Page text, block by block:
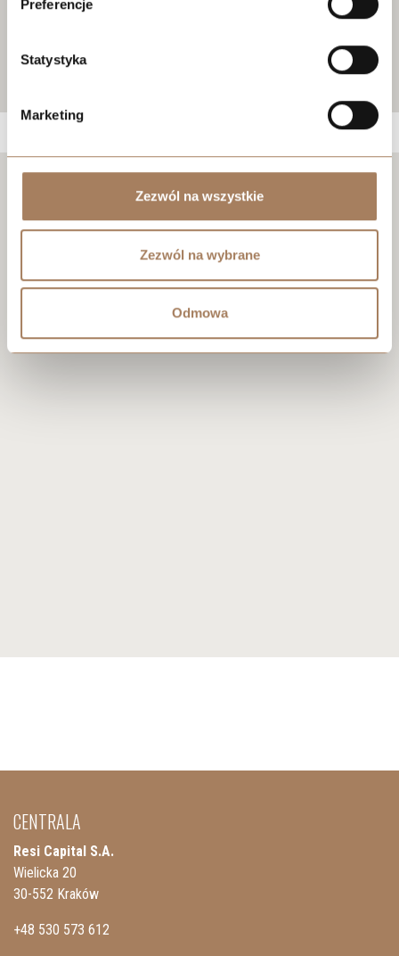
Preferencje
Statystyka
Marketing
Zezwól na wszystkie
Zezwól na wybrane
Odmowa
Negocjuj cenę
CENTRALA
Resi Capital S.A.
Wielicka 20
30-552 Kraków
+48 530 573 612